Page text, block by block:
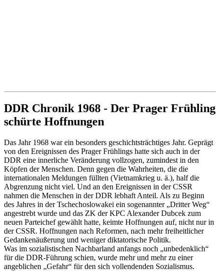
DDR Chronik 1968 - Der Prager Frühling
schürte Hoffnungen
Das Jahr 1968 war ein besonders geschichtsträchtiges Jahr. Geprägt
von den Ereignissen des Prager Frühlings hatte sich auch in der
DDR eine innerliche Veränderung vollzogen, zumindest in den
Köpfen der Menschen. Denn gegen die Wahrheiten, die die
internationalen Meldungen füllten (Vietnamkrieg u. ä.), half die
Abgrenzung nicht viel. Und an den Ereignissen in der CSSR
nahmen die Menschen in der DDR lebhaft Anteil. Als zu Beginn
des Jahres in der Tschechoslowakei ein sogenannter „Dritter Weg“
angestrebt wurde und das ZK der KPC Alexander Dubcek zum
neuen Parteichef gewählt hatte, keimte Hoffnungen auf, nicht nur in
der CSSR. Hoffnungen nach Reformen, nach mehr freiheitlicher
Gedankenäußerung und weniger diktatorische Politik.
Was im sozialistischen Nachbarland anfangs noch „unbedenklich“
für die DDR-Führung schien, wurde mehr und mehr zu einer
angeblichen „Gefahr“ für den sich vollendenden Sozialismus.